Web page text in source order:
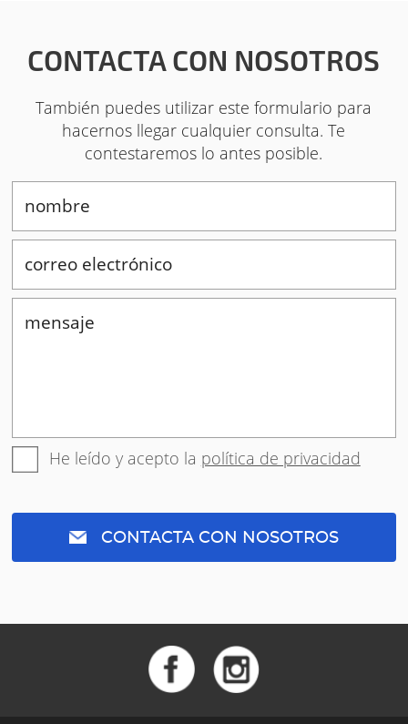
CONTACTA CON NOSOTROS
También puedes utilizar este formulario para
hacernos llegar cualquier consulta. Te
contestaremos lo antes posible.
He leído y acepto la política de privacidad
CONTACTA CON NOSOTROS